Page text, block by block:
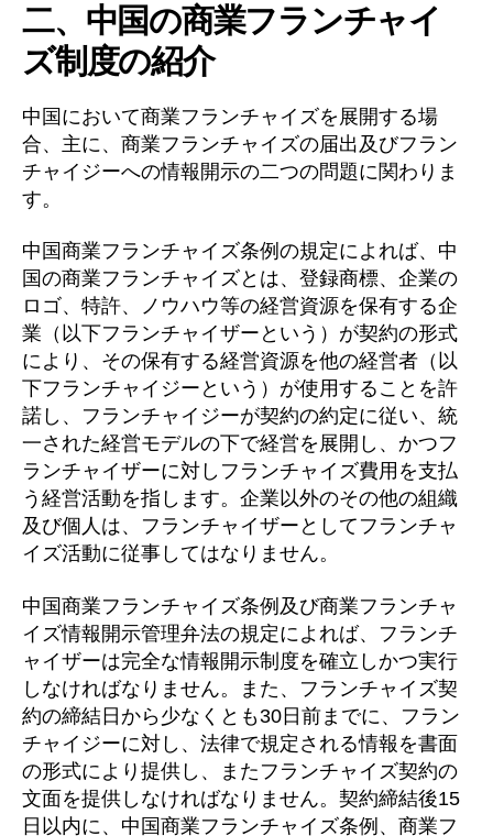
二、中国の商業フランチャイ
ズ制度の紹介
中国において商業フランチャイズを展開する場
合、主に、商業フランチャイズの届出及びフラン
チャイジーへの情報開示の二つの問題に関わりま
す。
中国商業フランチャイズ条例の規定によれば、中
国の商業フランチャイズとは、登録商標、企業の
ロゴ、特許、ノウハウ等の経営資源を保有する企
業（以下フランチャイザーという）が契約の形式
により、その保有する経営資源を他の経営者（以
下フランチャイジーという）が使用することを許
諾し、フランチャイジーが契約の約定に従い、統
一された経営モデルの下で経営を展開し、かつフ
ランチャイザーに対しフランチャイズ費用を支払
う経営活動を指します。企業以外のその他の組織
及び個人は、フランチャイザーとしてフランチャ
イズ活動に従事してはなりません。
中国商業フランチャイズ条例及び商業フランチャ
イズ情報開示管理弁法の規定によれば、フランチ
ャイザーは完全な情報開示制度を確立しかつ実行
しなければなりません。また、フランチャイズ契
約の締結日から少なくとも30日前までに、フラン
チャイジーに対し、法律で規定される情報を書面
の形式により提供し、またフランチャイズ契約の
文面を提供しなければなりません。契約締結後15
日以内に、中国商業フランチャイズ条例、商業フ